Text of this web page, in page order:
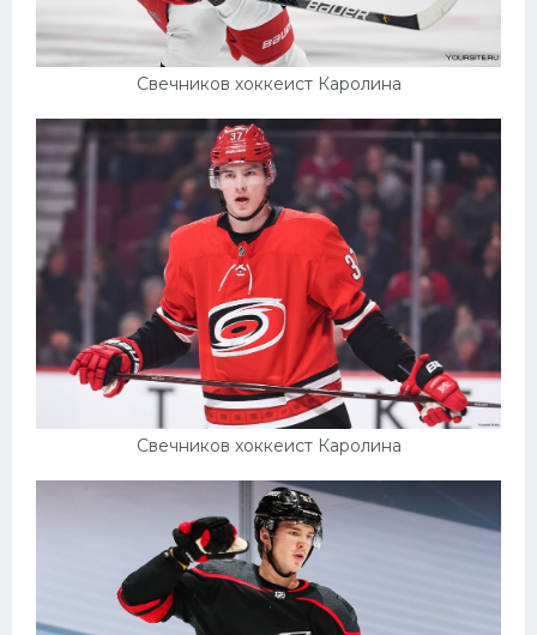
Свечников хоккеист Каролина
Свечников хоккеист Каролина